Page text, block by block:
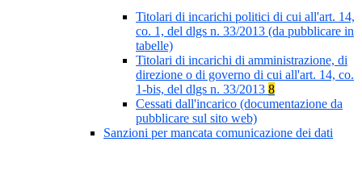
Titolari di incarichi politici di cui all'art. 14,
co. 1, del dlgs n. 33/2013 (da pubblicare in
tabelle)
Titolari di incarichi di amministrazione, di
direzione o di governo di cui all'art. 14, co.
1-bis, del dlgs n. 33/2013 8
Cessati dall'incarico (documentazione da
pubblicare sul sito web)
Sanzioni per mancata comunicazione dei dati